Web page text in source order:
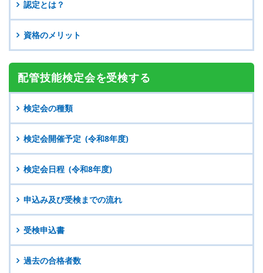
認定とは？
資格のメリット
配管技能検定会を受検する
検定会の種類
検定会開催予定 (令和8年度)
検定会日程 (令和8年度)
申込み及び受検までの流れ
受検申込書
過去の合格者数